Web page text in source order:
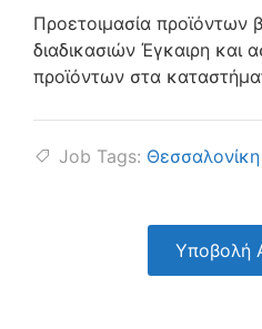
Προετοιμασία προϊόντων
διαδικασιών Έγκαιρη και
προϊόντων στα
Job Tags: Θεσσαλονίκη
Υποβολή